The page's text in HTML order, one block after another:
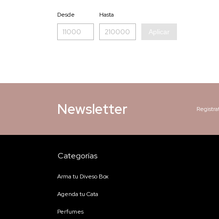
Desde Hasta
Aplicar
Newsletter
Categorías
Arma tu Diveso Box
Agenda tu Cata
Perfumes